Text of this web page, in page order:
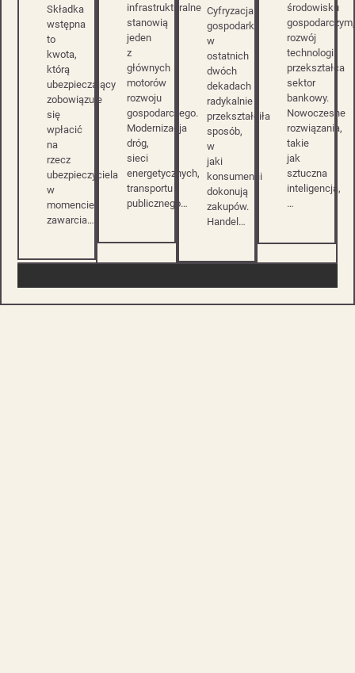
Składka
wstępna
to
kwota,
którą
ubezpieczający
zobowiązuje
się
wpłacić
na
rzecz
ubezpieczyciela
w
momencie
zawarcia…
infrastrukturalne
stanowią
jeden
z
głównych
motorów
rozwoju
gospodarczego.
Modernizacja
dróg,
sieci
energetycznych,
transportu
publicznego…
Cyfryzacja
gospodarki
w
ostatnich
dwóch
dekadach
radykalnie
przekształciła
sposób,
w
jaki
konsumenci
dokonują
zakupów.
Handel…
środowisku
gospodarczym,
rozwój
technologii
przekształca
sektor
bankowy.
Nowoczesne
rozwiązania,
takie
jak
sztuczna
inteligencja,
…